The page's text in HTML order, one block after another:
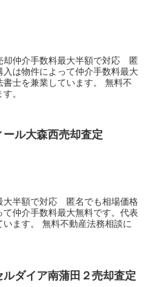
却仲介手数料最大半額で対応 匿
は物件によって仲介手数料最大
士を兼業しています。 無料不
。
ール大森西売却査定
大半額で対応 匿名でも相場価格
仲介手数料最大無料です。代表
ます。 無料不動産法務相談に
ルダイア南蒲田２売却査定